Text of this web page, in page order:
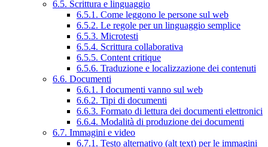
6.5. Scrittura e linguaggio
6.5.1. Come leggono le persone sul web
6.5.2. Le regole per un linguaggio semplice
6.5.3. Microtesti
6.5.4. Scrittura collaborativa
6.5.5. Content critique
6.5.6. Traduzione e localizzazione dei contenuti
6.6. Documenti
6.6.1. I documenti vanno sul web
6.6.2. Tipi di documenti
6.6.3. Formato di lettura dei documenti elettronici
6.6.4. Modalità di produzione dei documenti
6.7. Immagini e video
6.7.1. Testo alternativo (alt text) per le immagini